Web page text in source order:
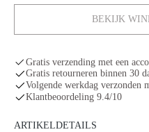
BEKIJK
Gratis verzending met een
Gratis retourneren binnen 30
Volgende werkdag verzonden
Klantbeoordeling 9.4/10
ARTIKELDETAILS